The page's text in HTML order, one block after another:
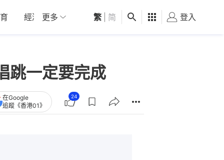
經濟 01深圳 觀點 健康 好食玩飛
更多 繁 简 登入
跳一定要完成
在Google
追蹤《香港01》
24